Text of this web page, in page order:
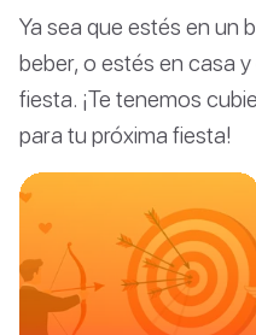
Ya sea que estés en un
beber, o estés en casa
fiesta. ¡Te tenemos
para tu próxima fiesta!